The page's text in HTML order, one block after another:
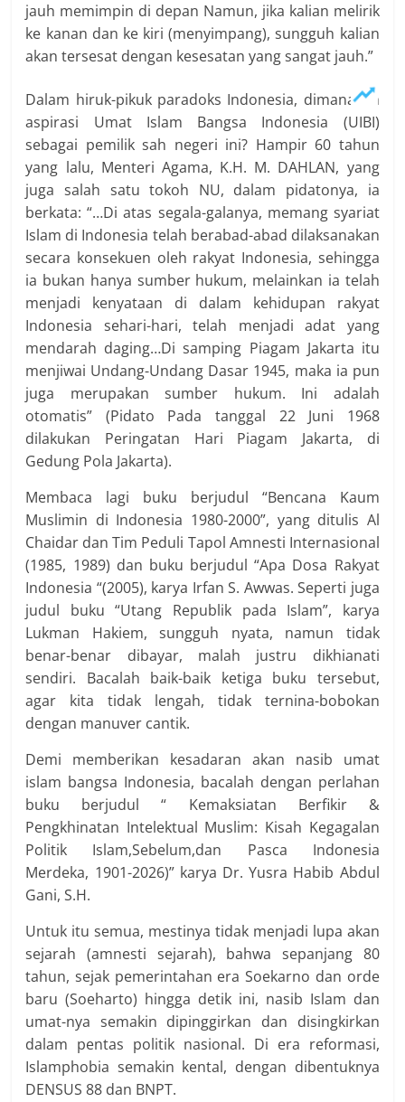
jauh memimpin di depan Namun, jika kalian melirik
ke kanan dan ke kiri (menyimpang), sungguh kalian
akan tersesat dengan kesesatan yang sangat jauh.”
Dalam hiruk-pikuk paradoks Indonesia, dimanakah
aspirasi Umat Islam Bangsa Indonesia (UIBI)
sebagai pemilik sah negeri ini? Hampir 60 tahun
yang lalu, Menteri Agama, K.H. M. DAHLAN, yang
juga salah satu tokoh NU, dalam pidatonya, ia
berkata: “…Di atas segala-galanya, memang syariat
Islam di Indonesia telah berabad-abad dilaksanakan
secara konsekuen oleh rakyat Indonesia, sehingga
ia bukan hanya sumber hukum, melainkan ia telah
menjadi kenyataan di dalam kehidupan rakyat
Indonesia sehari-hari, telah menjadi adat yang
mendarah daging…Di samping Piagam Jakarta itu
menjiwai Undang-Undang Dasar 1945, maka ia pun
juga merupakan sumber hukum. Ini adalah
otomatis” (Pidato Pada tanggal 22 Juni 1968
dilakukan Peringatan Hari Piagam Jakarta, di
Gedung Pola Jakarta).
Membaca lagi buku berjudul “Bencana Kaum
Muslimin di Indonesia 1980-2000”, yang ditulis Al
Chaidar dan Tim Peduli Tapol Amnesti Internasional
(1985, 1989) dan buku berjudul “Apa Dosa Rakyat
Indonesia “(2005), karya Irfan S. Awwas. Seperti juga
judul buku “Utang Republik pada Islam”, karya
Lukman Hakiem, sungguh nyata, namun tidak
benar-benar dibayar, malah justru dikhianati
sendiri. Bacalah baik-baik ketiga buku tersebut,
agar kita tidak lengah, tidak ternina-bobokan
dengan manuver cantik.
Demi memberikan kesadaran akan nasib umat
islam bangsa Indonesia, bacalah dengan perlahan
buku berjudul “ Kemaksiatan Berfikir &
Pengkhinatan Intelektual Muslim: Kisah Kegagalan
Politik Islam,Sebelum,dan Pasca Indonesia
Merdeka, 1901-2026)” karya Dr. Yusra Habib Abdul
Gani, S.H.
Untuk itu semua, mestinya tidak menjadi lupa akan
sejarah (amnesti sejarah), bahwa sepanjang 80
tahun, sejak pemerintahan era Soekarno dan orde
baru (Soeharto) hingga detik ini, nasib Islam dan
umat-nya semakin dipinggirkan dan disingkirkan
dalam pentas politik nasional. Di era reformasi,
Islamphobia semakin kental, dengan dibentuknya
DENSUS 88 dan BNPT.